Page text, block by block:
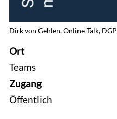
Dirk von Gehlen, Online-Talk,
Ort
Teams
Zugang
Öffentlich